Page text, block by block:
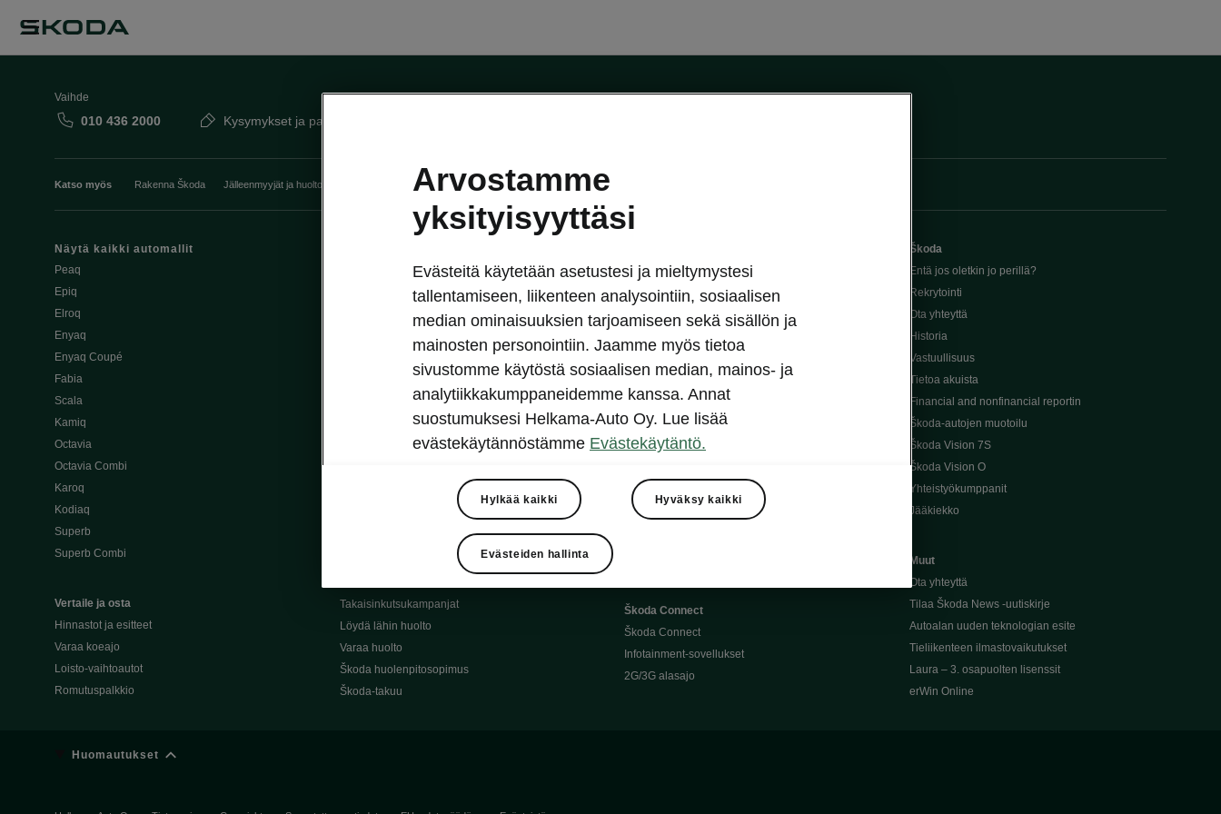
Vaihde
010 436 2000 Kysymykset ja palaute
Katso myös Rakenna Škoda Jälleenmyyjät ja huolto Heti vapaat Škoda-mallit Käyttöohjeet Škoda Shop
Näytä kaikki automallit
Peaq
Epiq
Elroq
Enyaq
Enyaq Coupé
Fabia
Scala
Kamiq
Octavia
Octavia Combi
Karoq
Kodiaq
Superb
Superb Combi
Vertaile ja osta
Hinnastot ja esitteet
Varaa koeajo
Loisto-vaihtoautot
Romutuspalkkio
Osta Škoda verkossa
Škoda Yksityisleasing
Škodan Vakuutus
Škoda 4×4 -mallit
Škoda-katumaasturimallit
Alkuperäiset Škoda-varaosat
Alkuperäiset Škoda-moottoriöljyt
Takaisinkutsukampanjat
Löydä lähin huolto
Varaa huolto
Škoda huolenpitosopimus
Škoda-takuu
Avustinjärjestelmät
Sähköautot ja hybridit
Sähköautot ja hybridit
Ladattavat hybridit
Vinkkejä sähköautoiluun
Ajoakku ja turvallisuus
Ohjelmiston päivitys
Kotilataus
Latauspisteet kartalla
Škoda Connect
Škoda Connect
Infotainment-sovellukset
2G/3G alasajo
Škoda
Entä jos oletkin jo perillä?
Rekrytointi
Ota yhteyttä
Historia
Vastuullisuus
Tietoa akuista
Financial and nonfinancial reportin
Škoda-autojen muotoilu
Škoda Vision 7S
Škoda Vision O
Yhteistyökumppanit
Jääkiekko
Muut
Ota yhteyttä
Tilaa Škoda News -uutiskirje
Autoalan uuden teknologian esite
Tieliikenteen ilmastovaikutukset
Laura – 3. osapuolten lisenssit
erWin Online
Huomautukset
Arvostamme
yksityisyyttäsi
Evästeitä käytetään asetustesi ja mieltymystesi
tallentamiseen, liikenteen analysointiin, sosiaalisen
median ominaisuuksien tarjoamiseen sekä sisällön ja
mainosten personointiin. Jaamme myös tietoa
sivustomme käytöstä sosiaalisen median, mainos- ja
analytiikkakumppaneidemme kanssa. Annat
suostumuksesi Helkama-Auto Oy. Lue lisää
evästekäytännöstämme Evästekäytäntö.
Hylkää kaikki Hyväksy kaikki
Evästeiden hallinta